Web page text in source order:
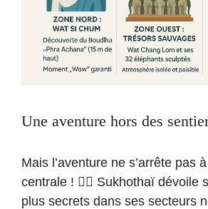
Une aventure hors des
Mais l’aventure ne s’arrête pas
centrale ! 🚴‍♀️ Sukhothaï dévoile
plus secrets dans ses secteurs